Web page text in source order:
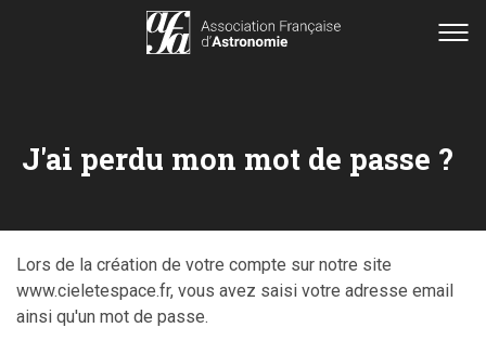
J'ai perdu mon mot de passe ?
Lors de la création de votre compte sur notre site
www.cieletespace.fr, vous avez saisi votre adresse email
ainsi qu'un mot de passe.